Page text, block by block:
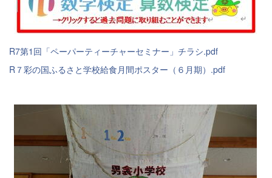
R7第1回「ペーパーティーチャーセミナー」チラシ.pdf
R７彩の国ふるさと学校給食月間ポスター（６月期）.pdf